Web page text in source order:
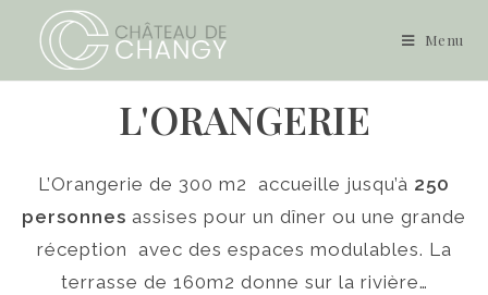
Menu
L'ORANGERIE
L’Orangerie de 300 m2 accueille jusqu’à 250
personnes assises pour un dîner ou une grande
réception avec des espaces modulables. La
terrasse de 160m2 donne sur la rivière…